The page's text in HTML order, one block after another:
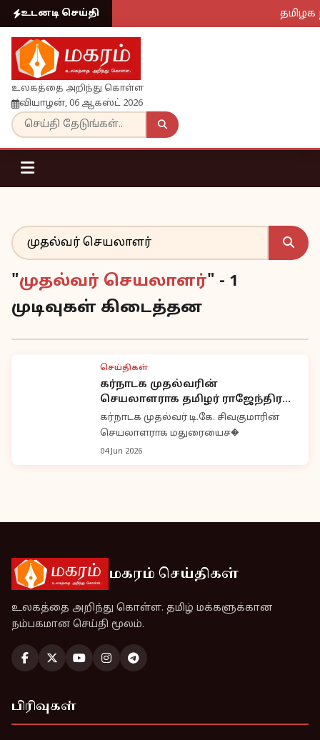
உடனடி செய்தி தமிழக
உலகத்தை அறிந்து கொள்ள
வியாழன், 06 ஆகஸ்ட் 2026
"முதல்வர் செயலாளர்" - 1
முடிவுகள் கிடைத்தன
செய்திகள்
கர்நாடக முதல்வரின்
செயலாளராக தமிழர் ராஜேந்திர
சோழன்; டி.கே. சிவகுமார் முக்கிய
நியமனம்
கர்நாடக முதல்வர் டி.கே. சிவகுமாரின்
செயலாளராக மதுரையைச�
04 Jun 2026
மகரம் செய்திகள்
உலகத்தை அறிந்து கொள்ள. தமிழ் மக்களுக்கான
நம்பகமான செய்தி மூலம்.
பிரிவுகள்